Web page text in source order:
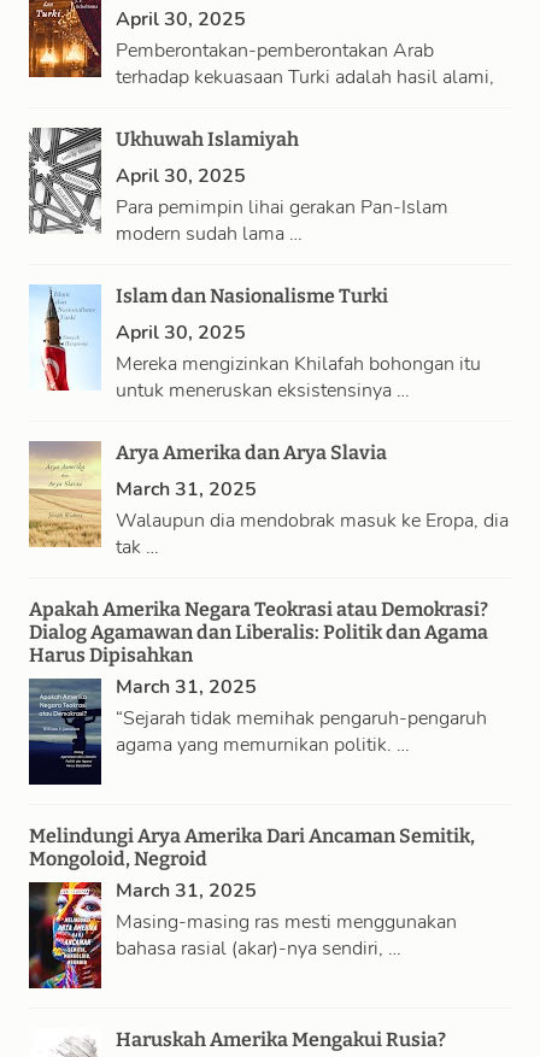
April 30, 2025
Pemberontakan-pemberontakan Arab
terhadap kekuasaan Turki adalah hasil alami,
Ukhuwah Islamiyah
April 30, 2025
Para pemimpin lihai gerakan Pan-Islam
modern sudah lama …
Islam dan Nasionalisme Turki
April 30, 2025
Mereka mengizinkan Khilafah bohongan itu
untuk meneruskan eksistensinya …
Arya Amerika dan Arya Slavia
March 31, 2025
Walaupun dia mendobrak masuk ke Eropa, dia
tak …
Apakah Amerika Negara Teokrasi atau Demokrasi?
Dialog Agamawan dan Liberalis: Politik dan Agama
Harus Dipisahkan
March 31, 2025
“Sejarah tidak memihak pengaruh-pengaruh
agama yang memurnikan politik. …
Melindungi Arya Amerika Dari Ancaman Semitik,
Mongoloid, Negroid
March 31, 2025
Masing-masing ras mesti menggunakan
bahasa rasial (akar)-nya sendiri, …
Haruskah Amerika Mengakui Rusia?